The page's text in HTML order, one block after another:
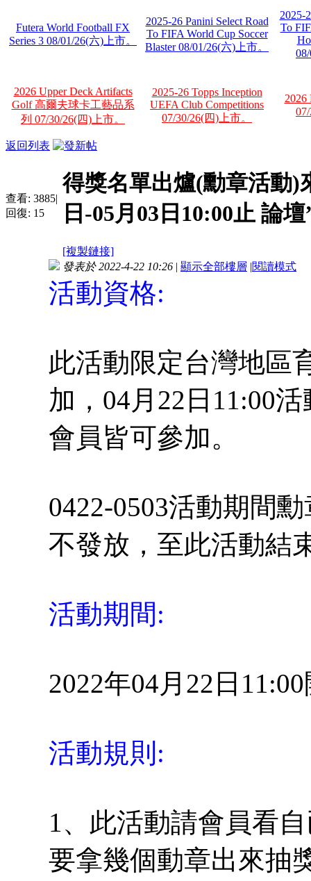
Futera World Football FX
Series 3 08/01/26(六)上市。
2025-26 Panini Select Road
To FIFA World Cup Soccer
Blaster 08/01/26(六)上市。
2025-
To
2026 Upper Deck Artifacts
Golf 高爾夫球卡工藝品系
列 07/30/26(四)上市。
2025-26 Topps Inception
UEFA Club Competitions
07/30/26(四)上市。
2026
返回列表
查看: 3885|
回復: 15
得獎名單出爐(勳章活動)
日-05月03日10:00止 論
[複製鏈接]
發表於 2022-4-22 10:26 | 顯示全部樓層 |閱讀模式
活動資格:
此活動限定台灣地區
加，04月22日11:00
會員皆可參加。
0422-0503活動期間
不發放，至此活動結
活動期間:
2022年04月22日
活動規則:
1、此活動請會員看
要拿幾個動章出來抽